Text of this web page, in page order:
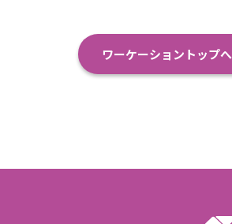
ワーケーショントップへ